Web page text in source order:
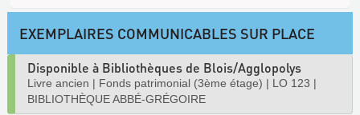
EXEMPLAIRES COMMUNICABLES SUR PLACE
Disponible à Bibliothèques de Blois/Agglopolys
Livre ancien | Fonds patrimonial (3ème étage) | LO 123 |
BIBLIOTHÈQUE ABBÉ-GRÉGOIRE